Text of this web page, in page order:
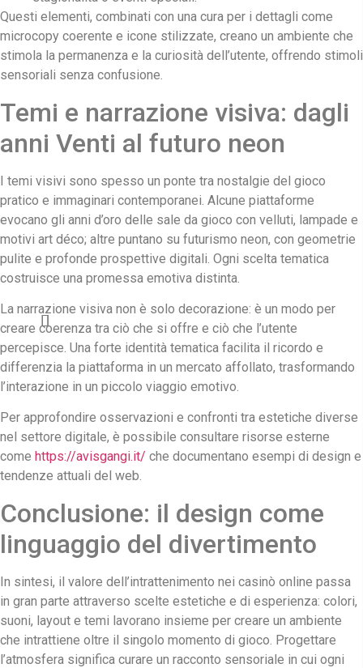
Questi elementi, combinati con una cura per i dettagli come
microcopy coerente e icone stilizzate, creano un ambiente che
stimola la permanenza e la curiosità dell’utente, offrendo stimoli
sensoriali senza confusione.
Temi e narrazione visiva: dagli
anni Venti al futuro neon
I temi visivi sono spesso un ponte tra nostalgie del gioco
pratico e immaginari contemporanei. Alcune piattaforme
evocano gli anni d’oro delle sale da gioco con velluti, lampade e
motivi art déco; altre puntano su futurismo neon, con geometrie
pulite e profonde prospettive digitali. Ogni scelta tematica
costruisce una promessa emotiva distinta.
La narrazione visiva non è solo decorazione: è un modo per
creare coerenza tra ciò che si offre e ciò che l’utente
percepisce. Una forte identità tematica facilita il ricordo e
differenzia la piattaforma in un mercato affollato, trasformando
l’interazione in un piccolo viaggio emotivo.
Per approfondire osservazioni e confronti tra estetiche diverse
nel settore digitale, è possibile consultare risorse esterne
come https://avisgangi.it/ che documentano esempi di design e
tendenze attuali del web.
Conclusione: il design come
linguaggio del divertimento
In sintesi, il valore dell’intrattenimento nei casinò online passa
in gran parte attraverso scelte estetiche e di esperienza: colori,
suoni, layout e temi lavorano insieme per creare un ambiente
che intrattiene oltre il singolo momento di gioco. Progettare
l’atmosfera significa curare un racconto sensoriale in cui ogni